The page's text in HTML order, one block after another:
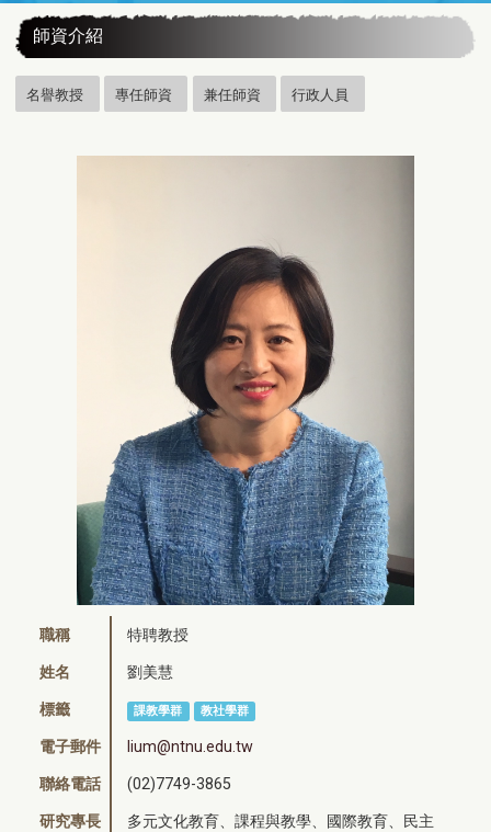
師資介紹
名譽教授 專任師資 兼任師資 行政人員
職稱 特聘教授
姓名 劉美慧
標籤 課教學群 教社學群
電子郵件 lium@ntnu.edu.tw
聯絡電話 (02)7749-3865
研究專長
多元文化教育、課程與教學、國際教育、民主